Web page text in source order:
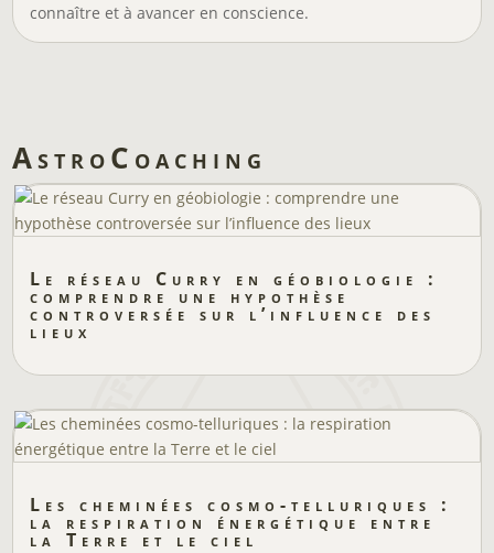
connaître et à avancer en conscience.
AstroCoaching
Le réseau Curry en géobiologie :
comprendre une hypothèse
controversée sur l’influence des
lieux
Les cheminées cosmo-telluriques :
la respiration énergétique entre
la Terre et le ciel